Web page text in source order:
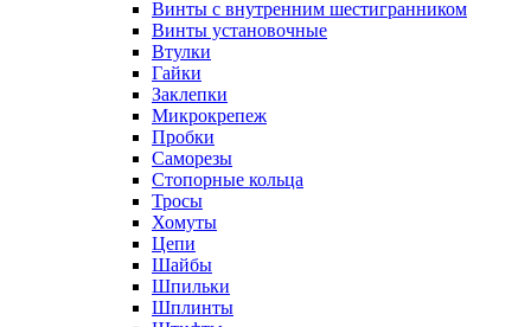
Винты с внутренним шестигранником
Винты установочные
Втулки
Гайки
Заклепки
Микрокрепеж
Пробки
Саморезы
Стопорные кольца
Тросы
Хомуты
Цепи
Шайбы
Шпильки
Шплинты